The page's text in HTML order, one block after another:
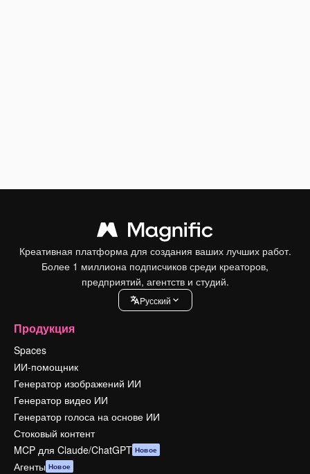
Креативная платформа для создания ваших лучших работ.
Более 1 миллиона подписчиков среди креаторов,
предприятий, агентств и студий.
Pусский
Продукция
Spaces
ИИ-помощник
Генератор изображений ИИ
Генератор видео ИИ
Генератор голоса на основе ИИ
Стоковый контент
MCP для Claude/ChatGPT Новое
Агенты Новое